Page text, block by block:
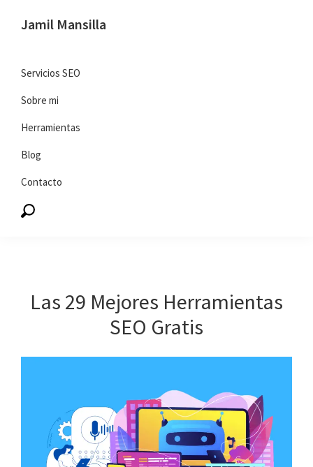
navegación
principal
Jamil Mansilla
marketing
digital
Servicios SEO
Sobre mi
Herramientas
Blog
Contacto
Las 29 Mejores Herramientas
SEO Gratis